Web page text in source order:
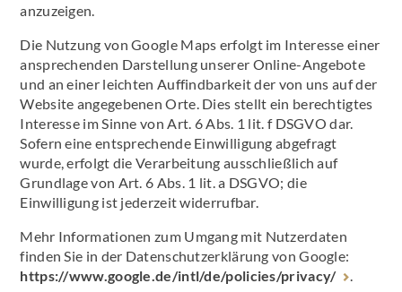
anzuzeigen.
Die Nutzung von Google Maps erfolgt im Interesse einer
ansprechenden Darstellung unserer Online-Angebote
und an einer leichten Auffindbarkeit der von uns auf der
Website angegebenen Orte. Dies stellt ein berechtigtes
Interesse im Sinne von Art. 6 Abs. 1 lit. f DSGVO dar.
Sofern eine entsprechende Einwilligung abgefragt
wurde, erfolgt die Verarbeitung ausschließlich auf
Grundlage von Art. 6 Abs. 1 lit. a DSGVO; die
Einwilligung ist jederzeit widerrufbar.
Mehr Informationen zum Umgang mit Nutzerdaten
finden Sie in der Datenschutzerklärung von Google:
https://www.google.de/intl/de/policies/privacy/
.